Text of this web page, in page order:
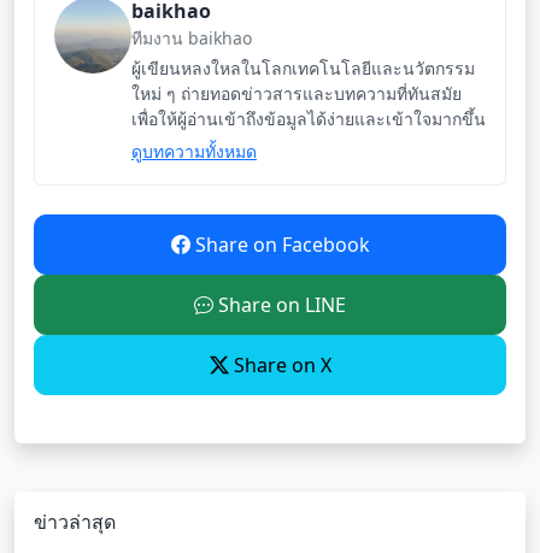
baikhao
ทีมงาน baikhao
ผู้เขียนหลงใหลในโลกเทคโนโลยีและนวัตกรรม
ใหม่ ๆ ถ่ายทอดข่าวสารและบทความที่ทันสมัย
เพื่อให้ผู้อ่านเข้าถึงข้อมูลได้ง่ายและเข้าใจมากขึ้น
ดูบทความทั้งหมด
Share on Facebook
Share on LINE
Share on X
ข่าวล่าสุด